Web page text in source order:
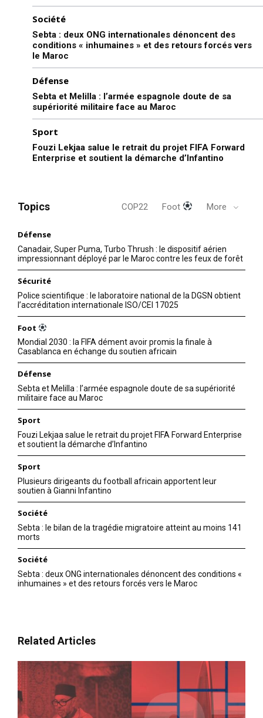
Société
Sebta : deux ONG internationales dénoncent des
conditions « inhumaines » et des retours forcés vers
le Maroc
Défense
Sebta et Melilla : l’armée espagnole doute de sa
supériorité militaire face au Maroc
Sport
Fouzi Lekjaa salue le retrait du projet FIFA Forward
Enterprise et soutient la démarche d’Infantino
Topics COP22 Foot More
Défense
Canadair, Super Puma, Turbo Thrush : le dispositif aérien
impressionnant déployé par le Maroc contre les feux de forêt
Sécurité
Police scientifique : le laboratoire national de la DGSN obtient
l’accréditation internationale ISO/CEI 17025
Foot
Mondial 2030 : la FIFA dément avoir promis la finale à
Casablanca en échange du soutien africain
Défense
Sebta et Melilla : l’armée espagnole doute de sa supériorité
militaire face au Maroc
Sport
Fouzi Lekjaa salue le retrait du projet FIFA Forward Enterprise
et soutient la démarche d’Infantino
Sport
Plusieurs dirigeants du football africain apportent leur
soutien à Gianni Infantino
Société
Sebta : le bilan de la tragédie migratoire atteint au moins 141
morts
Société
Sebta : deux ONG internationales dénoncent des conditions «
inhumaines » et des retours forcés vers le Maroc
Related Articles